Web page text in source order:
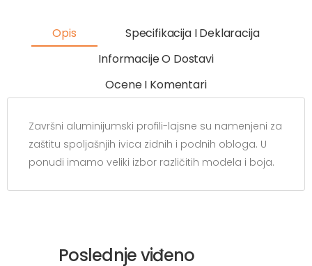
Opis
Specifikacija I Deklaracija
Informacije O Dostavi
Ocene I Komentari
Završni aluminijumski profili-lajsne su namenjeni za
zaštitu spoljašnjih ivica zidnih i podnih obloga. U
ponudi imamo veliki izbor različitih modela i boja.
Poslednje viđeno